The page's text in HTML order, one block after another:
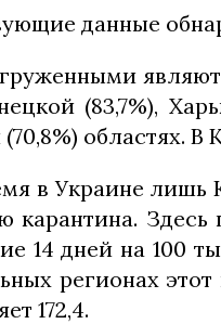
данные
(83,7%),
областях. В
в Украине лишь
карантина. Здесь
14 дней на 100
регионах
172,4.